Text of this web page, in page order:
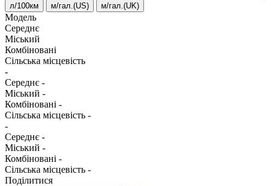
л/100км м/гал.(US) м/гал.(UK)
Модель
Середнє
Міський
Комбіновані
Сільська місцевість
-
Середнє -
Міський -
Комбіновані -
Сільська місцевість -
-
Середнє -
Міський -
Комбіновані -
Сільська місцевість -
Поділитися